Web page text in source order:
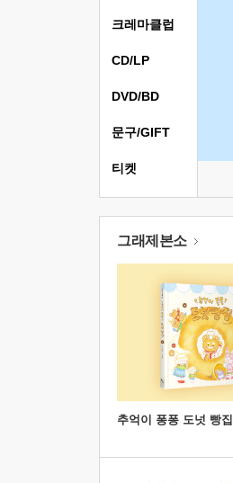
크레마클럽
CD/LP
DVD/BD
문구/GIFT
티켓
그래제본소
추억이 퐁퐁 도넛 빵집